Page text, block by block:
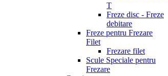
T
Freze disc - Freze
debitare
Freze pentru Frezare
Filet
Frezare filet
Scule Speciale pentru
Frezare